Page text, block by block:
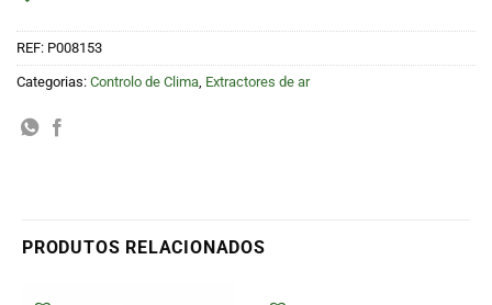
REF: P008153
Categorias: Controlo de Clima Extractores de ar
PRODUTOS RELACIONADOS